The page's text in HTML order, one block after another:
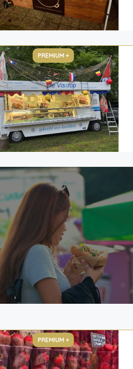
PREMIUM +
PREMIUM +